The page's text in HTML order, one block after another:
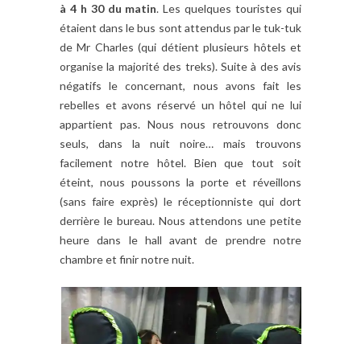
à 4 h 30 du matin. Les quelques touristes qui
étaient dans le bus sont attendus par le tuk-tuk
de Mr Charles (qui détient plusieurs hôtels et
organise la majorité des treks). Suite à des avis
négatifs le concernant, nous avons fait les
rebelles et avons réservé un hôtel qui ne lui
appartient pas. Nous nous retrouvons donc
seuls, dans la nuit noire… mais trouvons
facilement notre hôtel. Bien que tout soit
éteint, nous poussons la porte et réveillons
(sans faire exprès) le réceptionniste qui dort
derrière le bureau. Nous attendons une petite
heure dans le hall avant de prendre notre
chambre et finir notre nuit.